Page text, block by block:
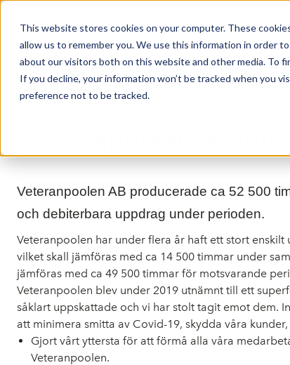
This website stores cookies on your computer. These
allow us to remember you. We use this information in order
about our visitors both on this website and other media. To
If you decline, your information won’t be tracked when you
preference not to be tracked.
Press release from Companies
Veteranpoolen:
Veteranpoolen AB producerade ca 52 500
och debiterbara uppdrag under perioden.
Veteranpoolen har under flera år haft ett stort
vilket skall jämföras med ca 14 500 timmar under
jämföras med ca 49 500 timmar för motsvarande
Veteranpoolen blev under 2019 utnämnt till ett
såklart uppskattade och vi har stolt tagit emot dem.
att minimera smitta av Covid-19, skydda våra
Gjort vårt yttersta för att förmå alla våra
Veteranpoolen.